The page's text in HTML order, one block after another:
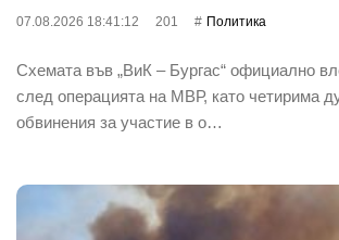
07.08.2026 18:41:12 201 Политика
Схемата във „ВиК – Бургас“ официално
след операцията на МВР, като четирима
обвинения за участие в о…